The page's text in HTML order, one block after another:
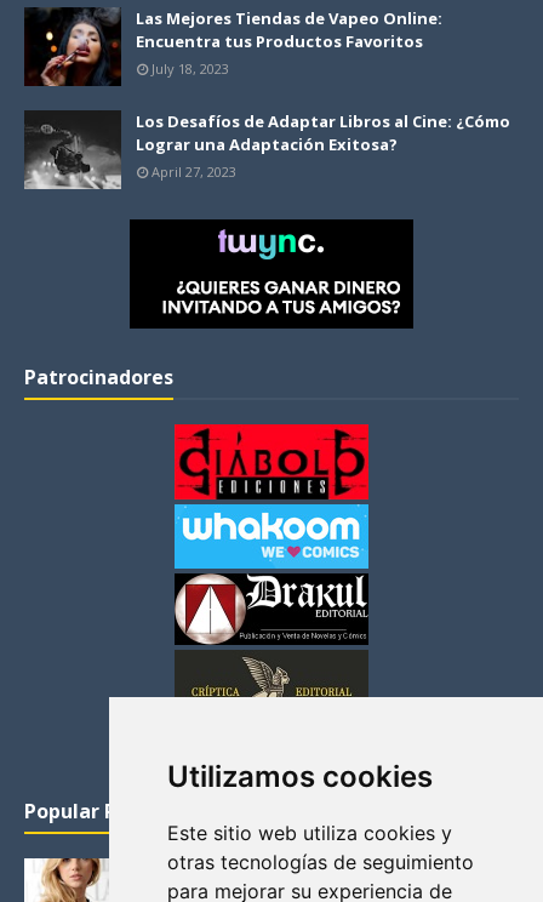
Utilizamos cookies
Este sitio web utiliza cookies y
otras tecnologías de seguimiento
para mejorar su experiencia de
Las Mejores Tiendas de Vapeo Online:
Encuentra tus Productos Favoritos
July 18, 2023
Los Desafíos de Adaptar Libros al Cine: ¿Cómo
Lograr una Adaptación Exitosa?
April 27, 2023
Patrocinadores
Popular Posts
KATHERYN WINNICK: LA ACTRIZ MAS GUAPA DE
VIKINGOS